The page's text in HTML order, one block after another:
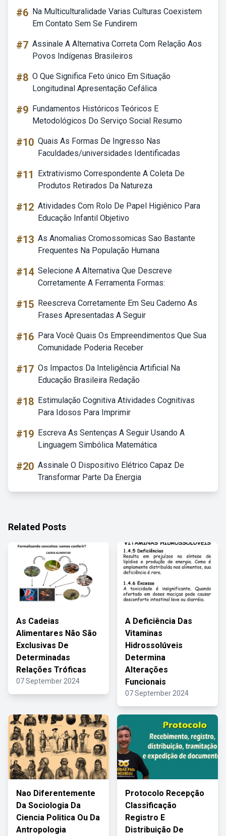
#6 Na Multiculturalidade Varias Culturas Coexistem
Em Contato Sem Se Fundirem
#7 Assinale A Alternativa Correta Com Relação Aos
Povos Indígenas Brasileiros
#8 O Que Significa Feto único Em Situação
Longitudinal Apresentação Cefálica
#9 Fundamentos Históricos Teóricos E
Metodológicos Do Serviço Social Resumo
#10 Quais As Formas De Ingresso Nas
Faculdades/universidades Identificadas
#11
Extrativismo Correspondente A Coleta De
Produtos Retirados Da Natureza
#12 Atividades Com Rolo De Papel Higiênico Para
Educação Infantil Objetivo
#13 As Anomalias Cromossomicas Sao Bastante
Frequentes Na População Humana
#14 Selecione A Alternativa Que Descreve
Corretamente A Ferramenta Formas:
#15 Reescreva Corretamente Em Seu Caderno As
Frases Apresentadas A Seguir
#16 Para Você Quais Os Empreendimentos Que Sua
Comunidade Poderia Receber
#17 Os Impactos Da Inteligência Artificial Na
Educação Brasileira Redação
#18 Estimulação Cognitiva Atividades Cognitivas
Para Idosos Para Imprimir
#19 Escreva As Sentenças A Seguir Usando A
Linguagem Simbólica Matemática
#20 Assinale O Dispositivo Elétrico Capaz De
Transformar Parte Da Energia
Related Posts
As Cadeias
Alimentares Não São
Exclusivas De
Determinadas
Relações Tróficas
07 September 2024
A Deficiência Das
Vitaminas
Hidrossolúveis
Determina
Alterações
Funcionais
07 September 2024
Nao Diferentemente
Da Sociologia Da
Ciencia Politica Ou Da
Antropologia
Protocolo Recepção
Classificação
Registro E
Distribuição De